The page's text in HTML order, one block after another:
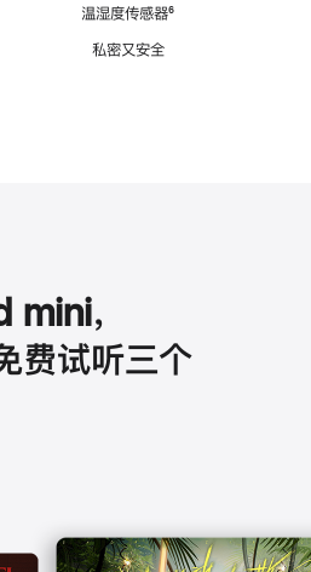
温湿度传感器脚
⁶
私密又安全
，
费试听三个